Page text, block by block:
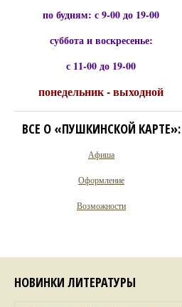
по будням: с 9-00 до 19-00
суббота и воскресенье:
с 11-00 до 19-00
понедельник - выходной
ВСЕ О «ПУШКИНСКОЙ КАРТЕ»:
Афиша
Оформление
Возможности
НОВИНКИ ЛИТЕРАТУРЫ